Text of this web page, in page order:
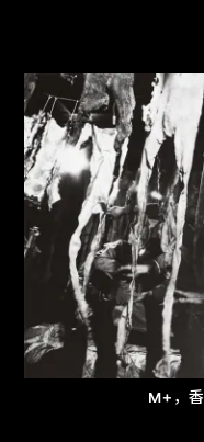
M+，
进一步筛选
关于M+藏品
探索世界顶级